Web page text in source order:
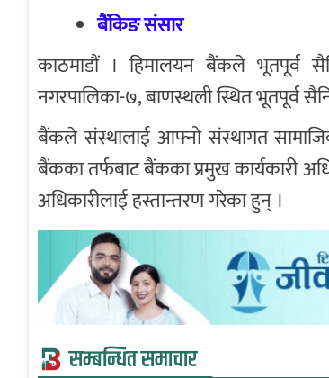
बैंकिङ संसार
काठमाडौं । हिमालयन बैंकले भूतपूर्व
नगरपालिका-७, बाणस्थली स्थित भूतपूर्व
बैंकले संस्थालाई आफ्नो संस्थागत सामाजिक
बैंकका तर्फबाट बैंकका प्रमुख कार्यकारी
अधिकारीलाई हस्तान्तरण गरेका हुन् ।
सम्बन्धित समाचार